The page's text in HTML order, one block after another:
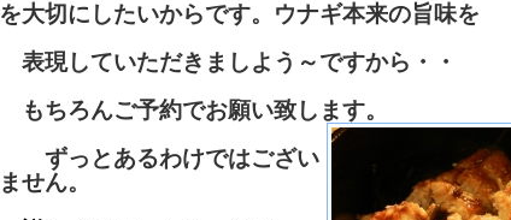
を大切にしたいからです。ウナギ本来の旨味を
表現していただきましよう～ですから・・
もちろんご予約でお願い致します。
ずっとあるわけではござい
ません。